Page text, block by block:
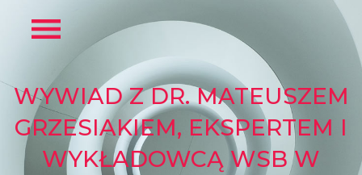
WYWIAD Z DR. MATEUSZEM
GRZESIAKIEM, EKSPERTEM I
WYKŁADOWCĄ WSB W